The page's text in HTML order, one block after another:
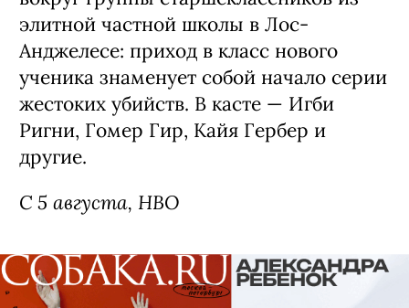
элитной частной школы в Лос-
Анджелесе: приход в класс нового
ученика знаменует собой начало серии
жестоких убийств. В касте — Игби
Ригни, Гомер Гир, Кайя Гербер и
другие.
С 5 августа, HBO